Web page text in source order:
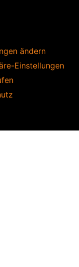
ändern
Einstellungen